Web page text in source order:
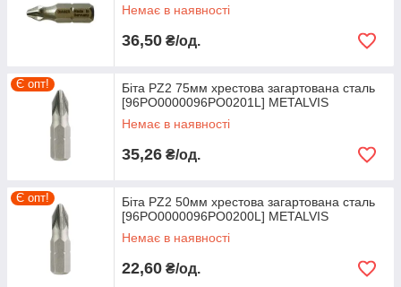
Немає в наявності
36,50 ₴/од.
Є опт!
Біта PZ2 75мм хрестова загартована сталь
[96PO0000096PO0201L] METALVIS
Немає в наявності
35,26 ₴/од.
Є опт!
Біта PZ2 50мм хрестова загартована сталь
[96PO0000096PO0200L] METALVIS
Немає в наявності
22,60 ₴/од.